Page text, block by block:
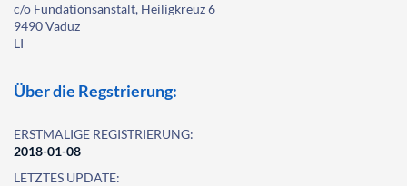
c/o Fundationsanstalt, Heiligkreuz 6
9490 Vaduz
LI
Über die Regstrierung:
ERSTMALIGE REGISTRIERUNG:
2018-01-08
LETZTES UPDATE: